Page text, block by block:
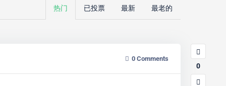
热门 已投票 最新 最老的
0 Comments
0